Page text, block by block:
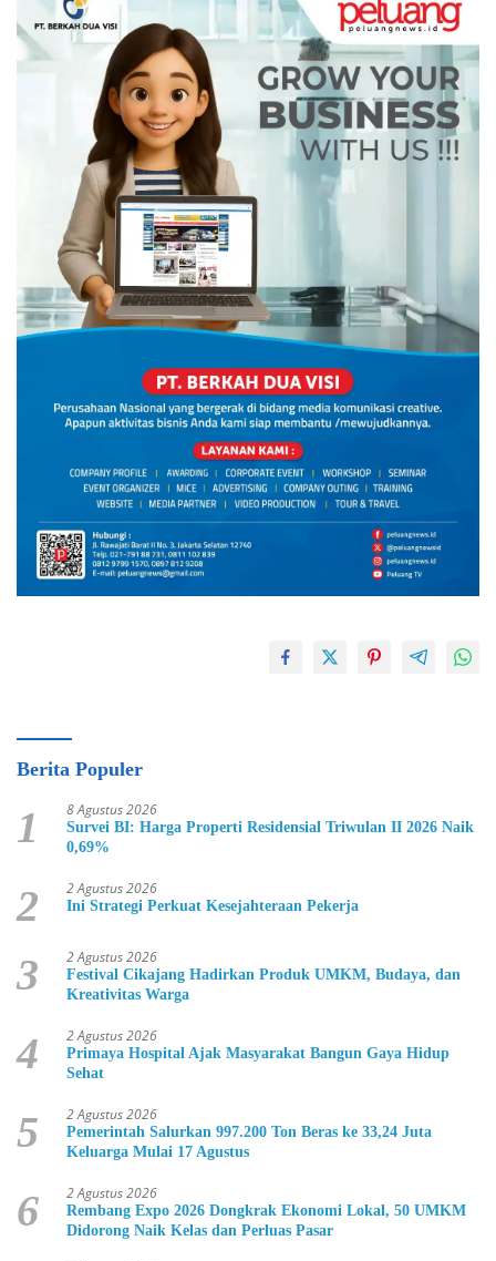
Berita Populer
1 8 Agustus 2026
Survei BI: Harga Properti Residensial Triwulan II 2026 Naik
0,69%
2 2 Agustus 2026
Ini Strategi Perkuat Kesejahteraan Pekerja
3 2 Agustus 2026
Festival Cikajang Hadirkan Produk UMKM, Budaya, dan
Kreativitas Warga
4 2 Agustus 2026
Primaya Hospital Ajak Masyarakat Bangun Gaya Hidup
Sehat
5 2 Agustus 2026
Pemerintah Salurkan 997.200 Ton Beras ke 33,24 Juta
Keluarga Mulai 17 Agustus
6 2 Agustus 2026
Rembang Expo 2026 Dongkrak Ekonomi Lokal, 50 UMKM
Didorong Naik Kelas dan Perluas Pasar